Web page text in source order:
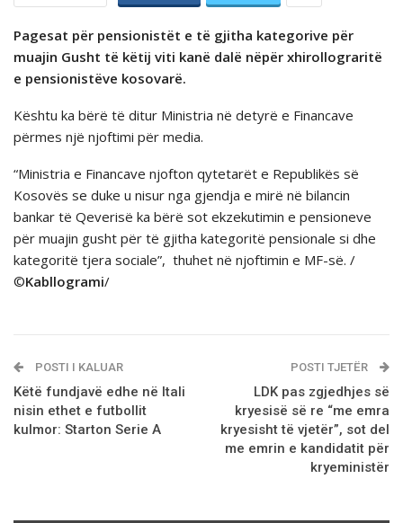
Pagesat për pensionistët e të gjitha kategorive për
muajin Gusht të këtij viti kanë dalë nëpër xhirollograritë
e pensionistëve kosovarë.
Kështu ka bërë të ditur Ministria në detyrë e Financave
përmes një njoftimi për media.
“Ministria e Financave njofton qytetarët e Republikës së
Kosovës se duke u nisur nga gjendja e mirë në bilancin
bankar të Qeverisë ka bërë sot ekzekutimin e pensioneve
për muajin gusht për të gjitha kategoritë pensionale si dhe
kategoritë tjera sociale”, thuhet në njoftimin e MF-së. /
©Kabllogrami/
POSTI I KALUAR
Këtë fundjavë edhe në Itali
nisin ethet e futbollit
kulmor: Starton Serie A
POSTI TJETËR
LDK pas zgjedhjes së
kryesisë së re “me emra
kryesisht të vjetër”, sot del
me emrin e kandidatit për
kryeministër